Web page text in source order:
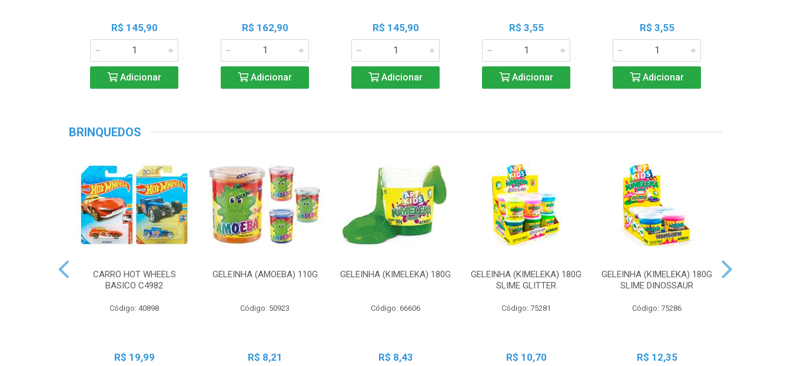
R$ 145,90
Adicionar
R$ 162,90
Adicionar
R$ 145,90
Adicionar
R$ 3,55
Adicionar
R$ 3,55
Adicionar
BRINQUEDOS
CARRO HOT WHEELS
BASICO C4982
Código: 40898
R$ 19,99
GELEINHA (AMOEBA) 110G
Código: 50923
R$ 8,21
GELEINHA (KIMELEKA) 180G
Código: 66606
R$ 8,43
GELEINHA (KIMELEKA) 180G
SLIME GLITTER
Código: 75281
R$ 10,70
GELEINHA (KIMELEKA) 180G
SLIME DINOSSAUR
Código: 75286
R$ 12,35